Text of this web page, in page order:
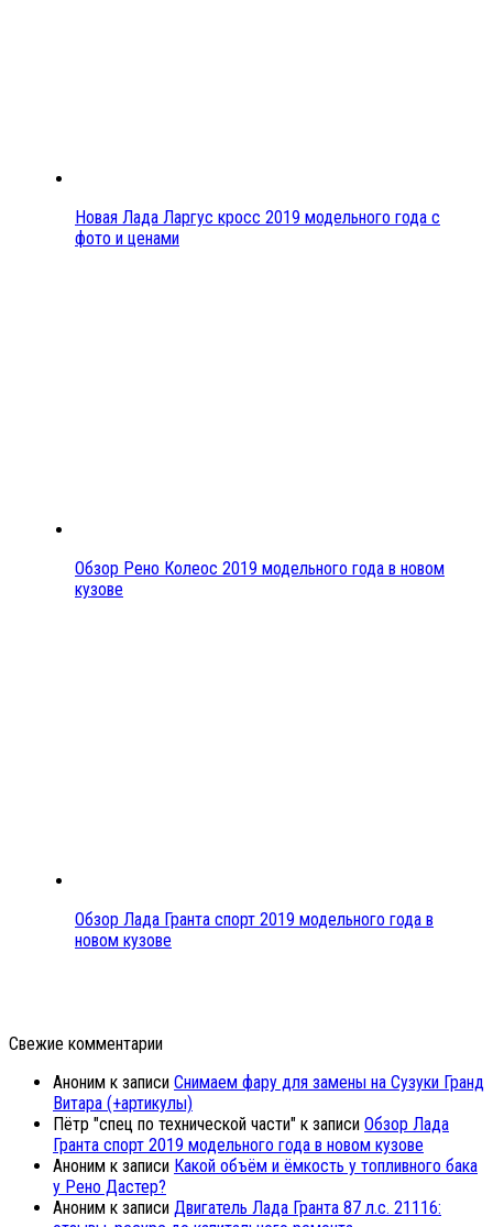
Новая Лада Ларгус кросс 2019 модельного года с
фото и ценами
Обзор Рено Колеос 2019 модельного года в новом
кузове
Обзор Лада Гранта спорт 2019 модельного года в
новом кузове
Свежие комментарии
Аноним к записи Снимаем фару для замены на Сузуки Гранд
Витара (+артикулы)
Пётр "спец по технической части" к записи Обзор Лада
Гранта спорт 2019 модельного года в новом кузове
Аноним к записи Какой объём и ёмкость у топливного бака
у Рено Дастер?
Аноним к записи Двигатель Лада Гранта 87 л.с. 21116: